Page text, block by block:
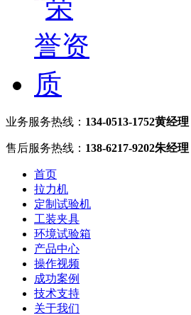
业务服务热线： 134-0513-1752黄经理
售后服务热线： 138-6217-9202朱经理
首页
拉力机
定制试验机
工装夹具
环境试验箱
产品中心
操作视频
成功案例
技术支持
关于我们